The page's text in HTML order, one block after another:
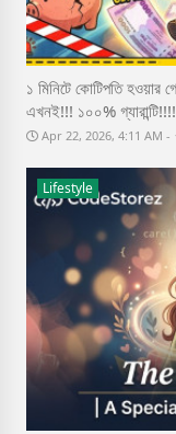
১ মিনিটে কোটিপতি
এখনই!!! ১০০% গ্যারান্টি!!!!
Apr 22, 2026, 4:11 AM
Lifestyle